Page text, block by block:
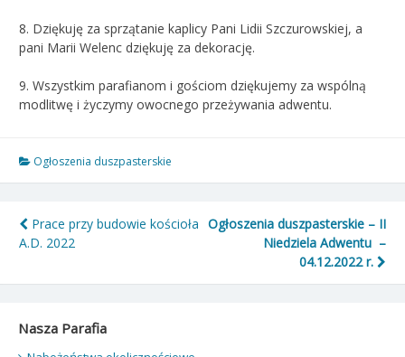
8. Dziękuję za sprzątanie kaplicy Pani Lidii Szczurowskiej, a
pani Marii Welenc dziękuję za dekorację.
9. Wszystkim parafianom i gościom dziękujemy za wspólną
modlitwę i życzymy owocnego przeżywania adwentu.
Ogłoszenia duszpasterskie
Nawigacja
wpisu
Prace przy budowie kościoła
A.D. 2022
Ogłoszenia duszpasterskie – II
Niedziela Adwentu –
04.12.2022 r.
Nasza Parafia